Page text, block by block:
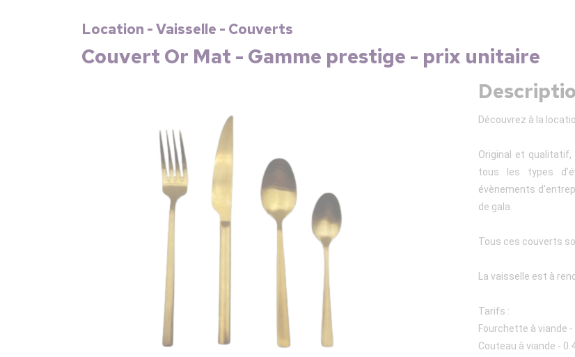
Location - Vaisselle - Couverts
Couvert Or Mat - Gamme prestige - prix unitaire
Découvrez à la
Original et
tous les types
évènements
de gala.
Tous ces couverts
La vaisselle est à
Tarifs :
Fourchette à viande -
Couteau à viande -